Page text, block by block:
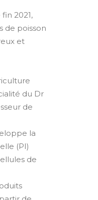
2021,
de poisson
et
du Dr
de
la
(PI)
de